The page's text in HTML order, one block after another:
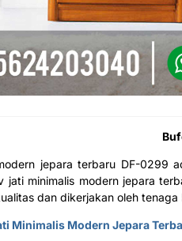
jepara terbaru DF-0299
minimalis modern jepara
dan dikerjakan oleh
Minimalis Modern Jepara